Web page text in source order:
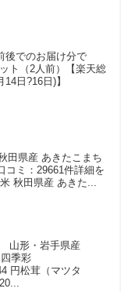
後でのお届け分で
ト（2人前）【楽天総
日?16日)】
田県産 あきたこまち
ミ：29661件詳細を
秋田県産 あきた...
山形・岩手県産
季彩
円松茸（マツタ